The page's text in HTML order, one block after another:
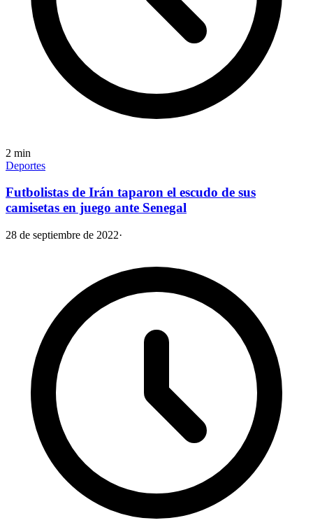
2 min
Deportes
Futbolistas de Irán taparon el escudo de sus
camisetas en juego ante Senegal
28 de septiembre de 2022·